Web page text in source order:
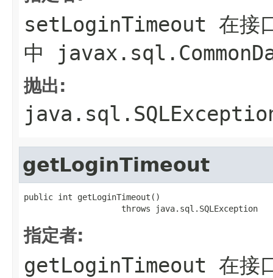
setLoginTimeout 在接
中
抛出:
getLoginTimeout
public int getLoginTimeout()
                    throws java.sql.SQLException
指定者:
getLoginTimeout 在接